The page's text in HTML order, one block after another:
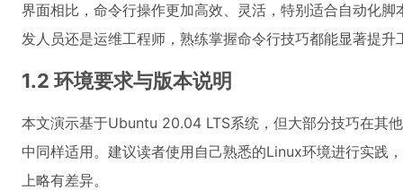
界面相比，命令行操作更加高效、灵活，特别适合自动化
发人员还是运维工程师，熟练掌握命令行技巧都能显著提升
1.2 环境要求与版本说明
本文演示基于Ubuntu 20.04 LTS系统，但大部分技巧在其
中同样适用。建议读者使用自己熟悉的Linux环境进行实践
上略有差异。